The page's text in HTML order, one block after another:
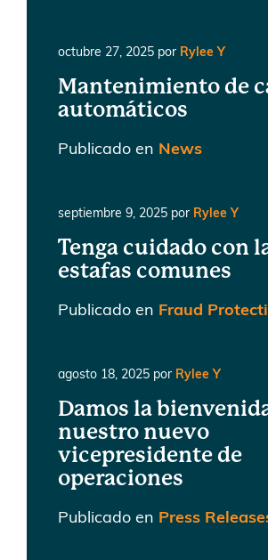
octubre 27, 2025 por Rylee Y
Mantenimiento de
automáticos
Publicado en News
septiembre 9, 2025 por Rylee Y
Tenga cuidado con
estafas comunes
Publicado en Fraud
agosto 18, 2025 por Rylee Y
Damos la
nuestro nuevo
vicepresidente de
operaciones
Publicado en Press